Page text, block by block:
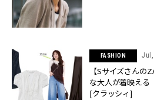
FASHION Jul,
【Sサイズさんの
な大人が着映える
[クラッシィ]